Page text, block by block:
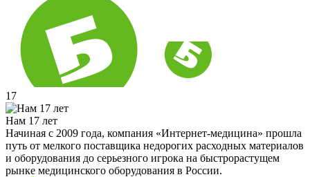
17
Нам 17 лет
Начиная с 2009 года, компания «Интернет-медицина» прошла
путь от мелкого поставщика недорогих расходных материалов
и оборудования до серьезного игрока на быстрорастущем
рынке медицинского оборудования в России.